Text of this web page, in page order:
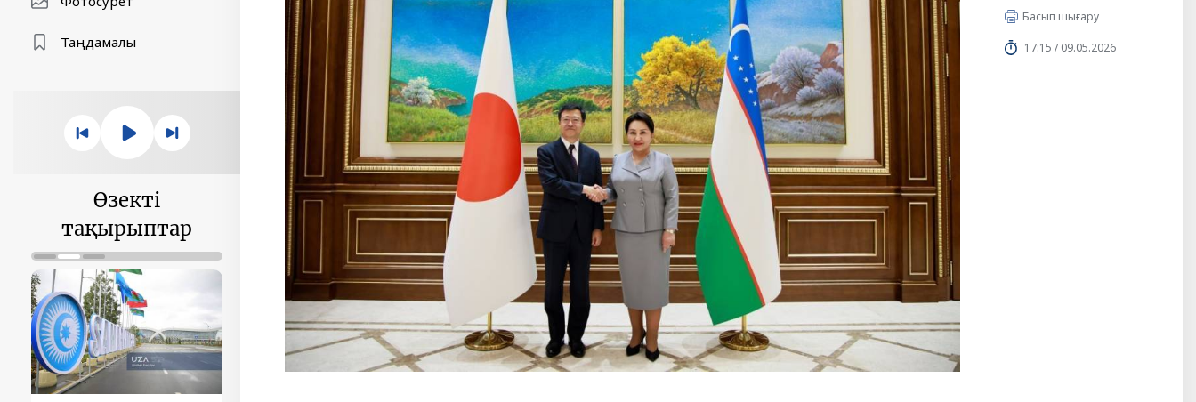
Таңдамалы
Өзекті
тақырыптар
Басып шығару
17:15 / 09.05.2026